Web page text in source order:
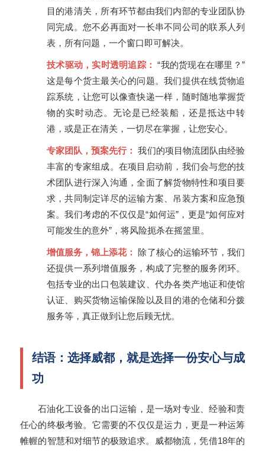
目的港清关，所有环节都由我们内部的专业团队协
同完成。您不必再面对一长串不同公司的联系人列
表，所有问题，一个窗口即可解决。
技术驱动，实时透明追踪：“我的货现在在哪里？”
这是每个货主最关心的问题。我们提供在线货物追
踪系统，让您可以像查快递一样，随时随地掌握货
物的实时动态。无论是已经装船，还是抵达中转
港，或是正在清关，一切尽在掌握，让您安心。
专家团队，预案先行：我们的项目物流团队由经验
丰富的专家组成。在项目启动前，我们会与您的技
术团队进行深入沟通，全面了解货物特性和项目要
求，共同制定详尽的运输方案、吊装方案和应急预
案。我们考虑的不仅仅是“如何运”，更是“如何应对
可能发生的意外”，将风险扼杀在摇篮里。
增值服务，锦上添花： 除了核心的运输环节，我们
还提供一系列增值服务，构成了完整的服务闭环。
包括专业的出口包装建议、代办各类产地证和使馆
认证、购买货物运输保险以及目的港的仓储和分拨
服务等，真正做到让您后顾无忧。
结语：选择威都，就是选择一份安心与成
功
石油化工设备的出口运输，是一场对专业、经验和责
任心的终极考验。它需要的不仅仅是运力，更是一种运筹
帷幄的智慧和对细节的极致追求。威都物流，凭借18年的